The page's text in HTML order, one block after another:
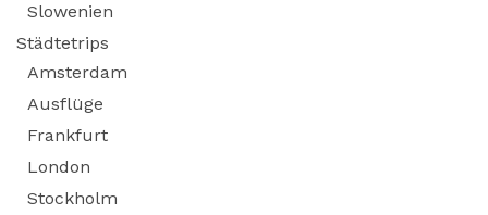
Slowenien
Städtetrips
Amsterdam
Ausflüge
Frankfurt
London
Stockholm